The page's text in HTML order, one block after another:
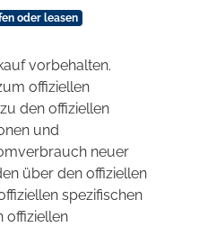
oder leasen
vorbehalten.
offiziellen
den offiziellen
und
neuer
über den offiziellen
spezifischen
offiziellen